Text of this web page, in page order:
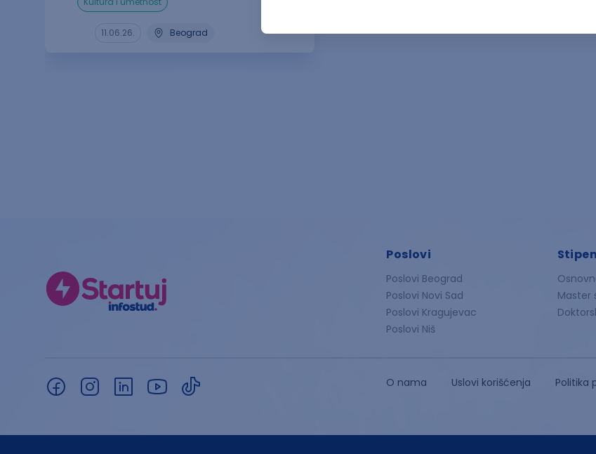
11.06.26. Beograd
Poslovi
Poslovi Beograd
Poslovi Novi Sad
Poslovi Kragujevac
Poslovi Niš
Master
O nama Uslovi korišćenja Politika